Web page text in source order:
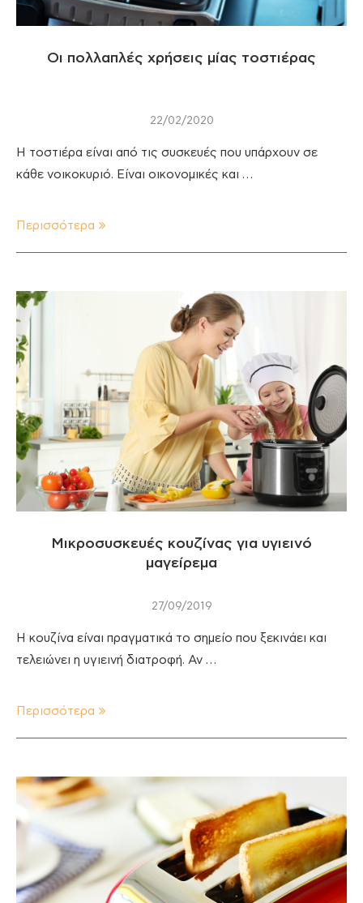
Οι πολλαπλές χρήσεις μίας τοστιέρας
22/02/2020
Η τοστιέρα είναι από τις συσκευές που υπάρχουν σε
κάθε νοικοκυριό. Είναι οικονομικές και …
Περισσότερα
Μικροσυσκευές κουζίνας για υγιεινό
μαγείρεμα
27/09/2019
Η κουζίνα είναι πραγματικά το σημείο που ξεκινάει και
τελειώνει η υγιεινή διατροφή. Αν …
Περισσότερα